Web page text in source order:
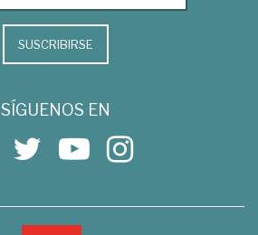
SUSCRIBIRSE
SÍGUENOS EN